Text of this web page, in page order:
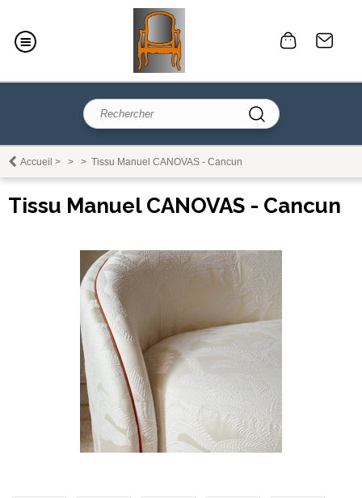
Accueil > > > Tissu Manuel CANOVAS - Cancun
Tissu Manuel CANOVAS - Cancun